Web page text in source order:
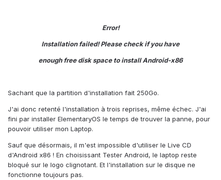
Error!
Installation failed! Please check if you have
enough free disk space to install Android-x86
Sachant que la partition d'installation fait 250Go.
J'ai donc retenté l'installation à trois reprises, même échec. J'ai
fini par installer ElementaryOS le temps de trouver la panne, pour
pouvoir utiliser mon Laptop.
Sauf que désormais, il m'est impossible d'utiliser le Live CD
d'Android x86 ! En choisissant Tester Android, le laptop reste
bloqué sur le logo clignotant. Et l'installation sur le disque ne
fonctionne toujours pas.